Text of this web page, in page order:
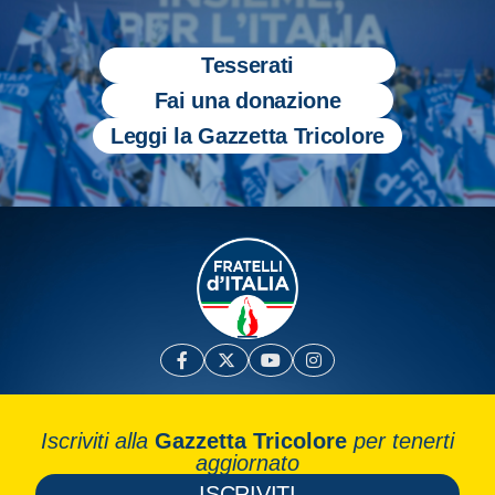
Tesserati
Fai una donazione
Leggi la Gazzetta Tricolore
Iscriviti alla Gazzetta Tricolore per tenerti
aggiornato